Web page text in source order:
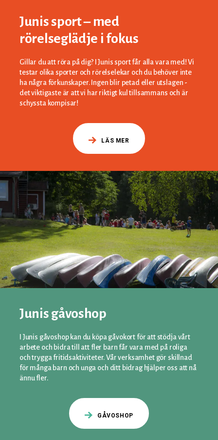
Junis sport – med
rörelseglädje i fokus
Gillar du att röra på dig? I Junis sport får alla vara med! Vi
testar olika sporter och rörelselekar och du behöver inte
ha några förkunskaper. Ingen blir petad eller utslagen -
det viktigaste är att vi har riktigt kul tillsammans och är
schyssta kompisar!
LÄS MER
Junis gåvoshop
I Junis gåvoshop kan du köpa gåvokort för att stödja vårt
arbete och bidra till att fler barn får vara med på roliga
och trygga fritidsaktiviteter. Vår verksamhet gör skillnad
för många barn och unga och ditt bidrag hjälper oss att nå
ännu fler.
GÅVOSHOP